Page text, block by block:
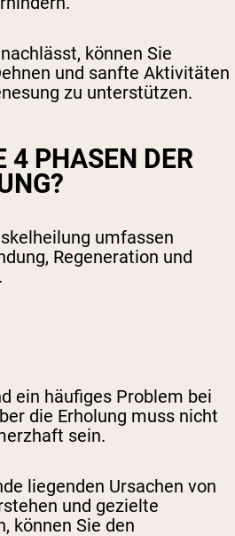
können Sie
und sanfte Aktivitäten
zu unterstützen.
4 PHASEN DER
umfassen
Regeneration und
ein häufiges Problem bei
die Erholung muss nicht
sein.
liegenden Ursachen von
und gezielte
können Sie den